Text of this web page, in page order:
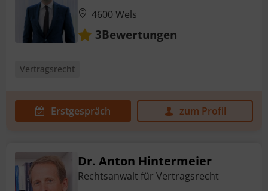
4600 Wels
3Bewertungen
Vertragsrecht
Erstgespräch zum Profil
Dr. Anton Hintermeier
Rechtsanwalt für Vertragsrecht